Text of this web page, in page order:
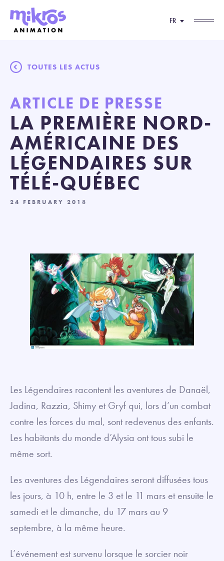
FR
TOUTES LES ACTUS
ARTICLE DE PRESSE
LA PREMIÈRE NORD-
AMÉRICAINE DES
LÉGENDAIRES SUR
TÉLÉ-QUÉBEC
24 FEBRUARY 2018
Les Légendaires racontent les aventures de Danaël,
Jadina, Razzia, Shimy et Gryf qui, lors d’un combat
contre les forces du mal, sont redevenus des enfants.
Les habitants du monde d’Alysia ont tous subi le
même sort.
Les aventures des Légendaires seront diffusées tous
les jours, à 10 h, entre le 3 et le 11 mars et ensuite le
samedi et le dimanche, du 17 mars au 9
septembre, à la même heure.
L’événement est survenu lorsque le sorcier noir